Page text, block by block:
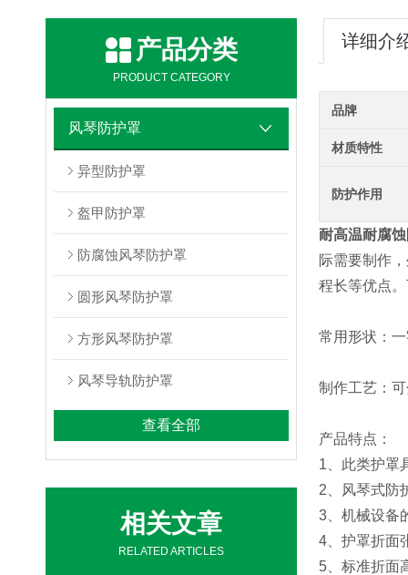
产品分类
PRODUCT CATEGORY
风琴防护罩
异型防护罩
盔甲防护罩
防腐蚀风琴防护罩
圆形风琴防护罩
方形风琴防护罩
风琴导轨防护罩
查看全部
相关文章
RELATED ARTICLES
详细介
品牌
材质特性
防护作用
耐高温耐腐
际需要制作
程长等优点
常用形状：
制作工艺：
产品特点：
1、此类护罩
2、风琴式防
3、机械设备
4、护罩折面
5、标准折面